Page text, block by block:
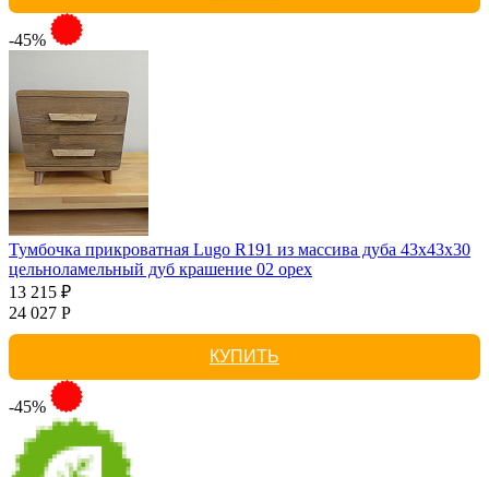
-45%
Тумбочка прикроватная Lugo R191 из массива дуба 43х43х30
цельноламельный дуб крашение 02 орех
13 215 ₽
24 027 Р
КУПИТЬ
-45%